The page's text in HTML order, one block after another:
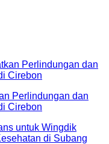
Perlindungan dan
Cirebon